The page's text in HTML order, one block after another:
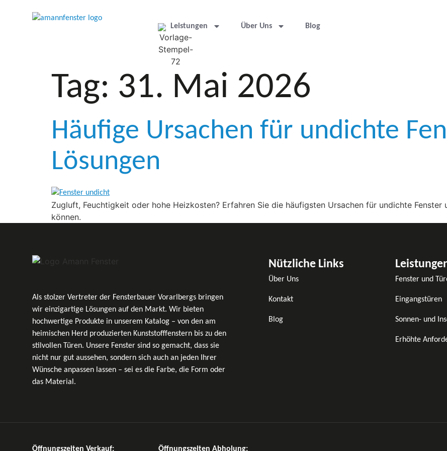
Leistungen Über Uns Blog
Tag: 31. Mai 2026
Häufige Ursachen für undichte
Lösungen
Zugluft, Feuchtigkeit oder hohe Heizkosten? Erfahren Sie die häufigsten Ursachen für undichte
können.
Als stolzer Vertreter der Fensterbauer Vorarlbergs bringen
wir einzigartige Lösungen auf den Markt. Wir bieten
hochwertige Produkte in unserem Katalog – von den am
heimischen Herd produzierten Kunststofffenstern bis zu den
stilvollen Türen. Unsere Fenster sind so gemacht, dass sie
nicht nur gut aussehen, sondern sich auch an jeden Ihrer
Wünsche anpassen lassen – sei es die Farbe, die Form oder
das Material.
Nützliche Links
Über Uns
Kontakt
Blog
Fenster und
Eingangstüren
Sonnen- und
Erhöhte
Öffnungszeiten Verkauf: Öffnungszeiten Abholung: